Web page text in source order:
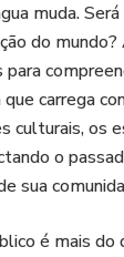
muda.
do
carrega
culturais, os
o
sua
é mais do